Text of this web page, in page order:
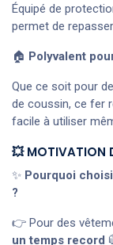
Équipé de
permet de
🏠 Polyvalent
Que ce soit pour
de coussin, ce fer
facile à utiliser
💥 MOTIVATION
✨ Pourquoi
?
👉 Pour des
un temps record